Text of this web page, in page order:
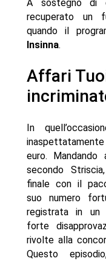
A sostegno di
recuperato un
quando il
Insinna.
Affari
In
euro. Mandando
secondo
finale con il
suo numero
registrata in
forte
rivolte alla
Questo